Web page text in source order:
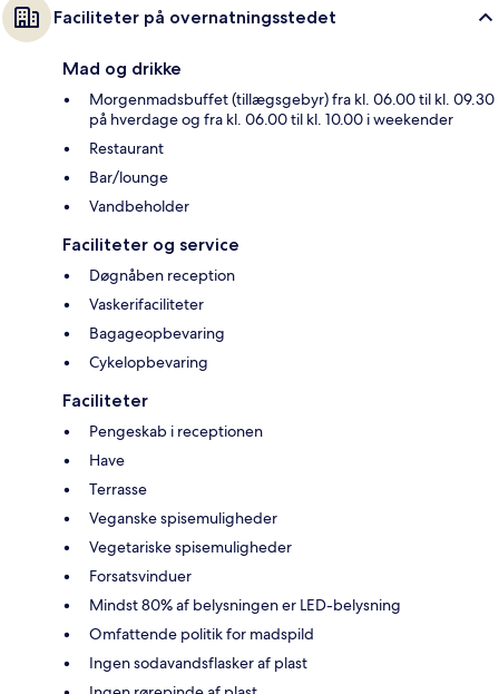
Faciliteter på overnatningsstedet
Mad og drikke
Morgenmadsbuffet (tillægsgebyr) fra kl. 06.00 til kl. 09.30
på hverdage og fra kl. 06.00 til kl. 10.00 i weekender
Restaurant
Bar/lounge
Vandbeholder
Faciliteter og service
Døgnåben reception
Vaskerifaciliteter
Bagageopbevaring
Cykelopbevaring
Faciliteter
Pengeskab i receptionen
Have
Terrasse
Veganske spisemuligheder
Vegetariske spisemuligheder
Forsatsvinduer
Mindst 80% af belysningen er LED-belysning
Omfattende politik for madspild
Ingen sodavandsflasker af plast